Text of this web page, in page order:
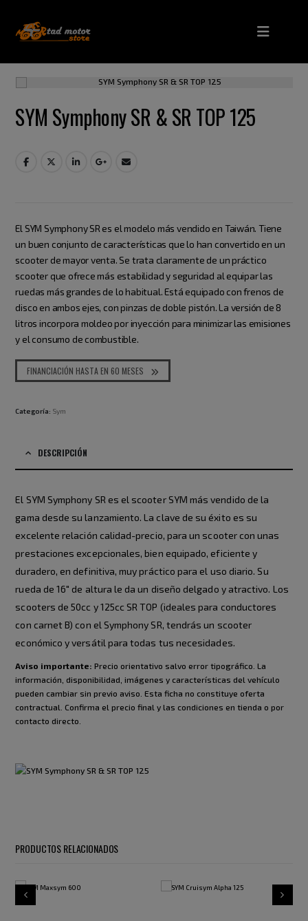
SYM Symphony SR & SR TOP 125
El SYM Symphony SR es el modelo más vendido en Taiwán. Tiene
un buen conjunto de características que lo han convertido en un
scooter de mayor venta. Se trata claramente de un práctico
scooter que ofrece más estabilidad y seguridad al equipar las
ruedas más grandes de lo habitual. Está equipado con frenos de
disco en ambos ejes, con pinzas de doble pistón. La versión de 8
litros incorpora moldeo por inyección para minimizar las emisiones
y el consumo de combustible.
FINANCIACIÓN HASTA EN 60 MESES
Categoría: Sym
DESCRIPCIÓN
El SYM Symphony SR es el scooter SYM más vendido de la
gama desde su lanzamiento. La clave de su éxito es su
excelente relación calidad-precio, para un scooter con unas
prestaciones excepcionales, bien equipado, eficiente y
duradero, en definitiva, muy práctico para el uso diario. Su
rueda de 16″ de altura le da un diseño delgado y atractivo. Los
scooters de 50cc y 125cc SR TOP (ideales para conductores
con carnet B) con el Symphony SR, tendrás un scooter
económico y versátil para todas tus necesidades.
Aviso importante: Precio orientativo salvo error tipográfico. La
información, disponibilidad, imágenes y características del vehículo
pueden cambiar sin previo aviso. Esta ficha no constituye oferta
contractual. Confirma el precio final y las condiciones en tienda o por
contacto directo.
PRODUCTOS RELACIONADOS